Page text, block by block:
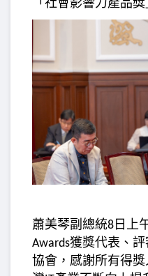
蕭美琴副總統8 日上
Awards獲獎代表、
協會，感謝所有得